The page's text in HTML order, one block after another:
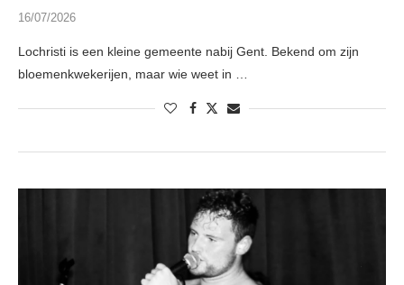
16/07/2026
Lochristi is een kleine gemeente nabij Gent. Bekend om zijn
bloemenkwekerijen, maar wie weet in …